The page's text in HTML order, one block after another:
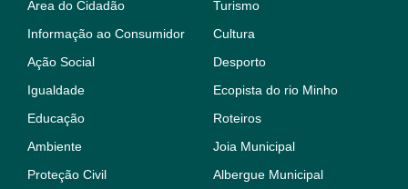
Área do Cidadão
Informação ao Consumidor
Ação Social
Igualdade
Educação
Ambiente
Proteção Civil
Turismo
Cultura
Desporto
Ecopista do rio Minho
Roteiros
Joia Municipal
Albergue Municipal